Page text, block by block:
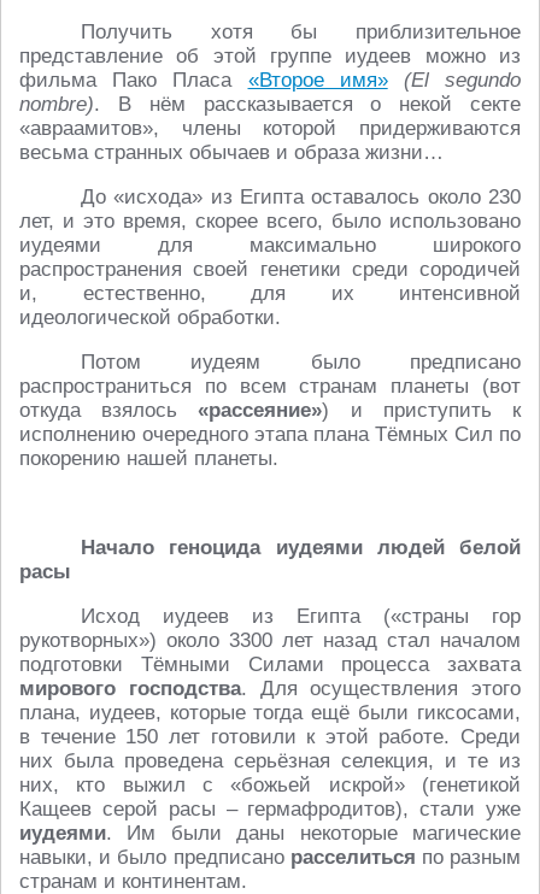
Получить хотя бы приблизительное
представление об этой группе иудеев можно из
фильма Пако Пласа «Второе имя»
(El segundo
nombre). В нём рассказывается о некой секте
«авраамитов», члены которой придерживаются
весьма странных обычаев и образа жизни…
До «исхода» из Египта оставалось около 230
лет, и это время, скорее всего, было использовано
иудеями для максимально широкого
распространения своей генетики среди сородичей
и, естественно, для их интенсивной
идеологической обработки.
Потом иудеям было предписано
распространиться по всем странам планеты (вот
откуда взялось«рассеяние») и приступить к
исполнению очередного этапа плана Тёмных Сил по
покорению нашей планеты.
Начало геноцида иудеями людей белой
расы
Исход иудеев из Египта («страны гор
рукотворных») около 3300 лет назад стал началом
подготовки Тёмными Силами процесса захвата
мирового господства. Для осуществления этого
плана, иудеев, которые тогда ещё были гиксосами,
в течение 150 лет готовили к этой работе. Среди
них была проведена серьёзная селекция, и те из
них, кто выжил с «божьей искрой» (генетикой
Кащеев серой расы – гермафродитов), стали уже
иудеями. Им были даны некоторые магические
навыки, и было предписано расселиться по разным
странам и континентам.